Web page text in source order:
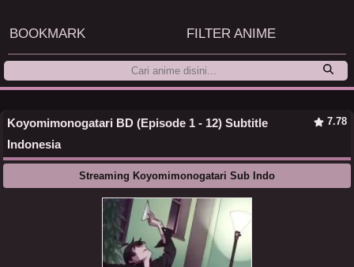
BOOKMARK FILTER ANIME
Koyomimonogatari BD (Episode 1 - 12) Subtitle
Indonesia
7.78
Streaming Koyomimonogatari Sub Indo